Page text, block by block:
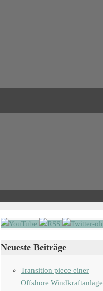
Neueste Beiträge
Transition piece einer
Offshore Windkraftanlage